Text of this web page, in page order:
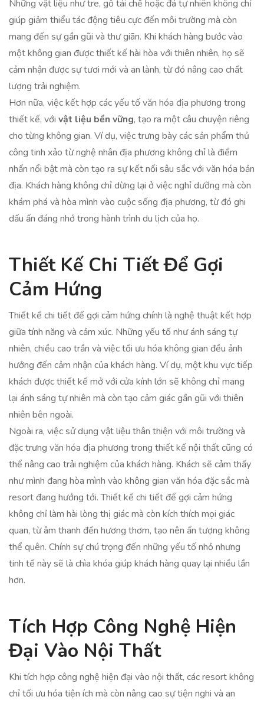
Những vật liệu như tre, gỗ tái chế hoặc đá tự nhiên không chỉ
giúp giảm thiểu tác động tiêu cực đến môi trường mà còn
mang đến sự gần gũi và thư giãn. Khi khách hàng bước vào
một không gian được thiết kế hài hòa với thiên nhiên, họ sẽ
cảm nhận được sự tươi mới và an lành, từ đó nâng cao chất
lượng trải nghiệm.
Hơn nữa, việc kết hợp các yếu tố văn hóa địa phương trong
thiết kế, với vật liệu bền vững, tạo ra một câu chuyện riêng
cho từng không gian. Ví dụ, việc trưng bày các sản phẩm thủ
công tinh xảo từ nghệ nhân địa phương không chỉ là điểm
nhấn nổi bật mà còn tạo ra sự kết nối sâu sắc với văn hóa bản
địa. Khách hàng không chỉ dừng lại ở việc nghỉ dưỡng mà còn
khám phá và hòa mình vào cuộc sống địa phương, từ đó ghi
dấu ấn đáng nhớ trong hành trình du lịch của họ.
Thiết Kế Chi Tiết Để Gợi
Cảm Hứng
Thiết kế chi tiết để gợi cảm hứng chính là nghệ thuật kết hợp
giữa tính năng và cảm xúc. Những yếu tố như ánh sáng tự
nhiên, chiều cao trần và việc tối ưu hóa không gian đều ảnh
hưởng đến cảm nhận của khách hàng. Ví dụ, một khu vực tiếp
khách được thiết kế mở với cửa kính lớn sẽ không chỉ mang
lại ánh sáng tự nhiên mà còn tạo cảm giác gần gũi với thiên
nhiên bên ngoài.
Ngoài ra, việc sử dụng vật liệu thân thiện với môi trường và
đặc trưng văn hóa địa phương trong thiết kế nội thất cũng có
thể nâng cao trải nghiệm của khách hàng. Khách sẽ cảm thấy
như mình đang hòa mình vào không gian văn hóa đặc sắc mà
resort đang hướng tới. Thiết kế chi tiết để gợi cảm hứng
không chỉ làm hài lòng thị giác mà còn kích thích mọi giác
quan, từ âm thanh đến hương thơm, tạo nên ấn tượng không
thể quên. Chính sự chú trọng đến những yếu tố nhỏ nhưng
tinh tế này sẽ là chìa khóa giúp khách hàng quay lại nhiều lần
hơn.
Tích Hợp Công Nghệ Hiện
Đại Vào Nội Thất
Khi tích hợp công nghệ hiện đại vào nội thất, các resort không
chỉ tối ưu hóa tiện ích mà còn nâng cao sự tiện nghi và an